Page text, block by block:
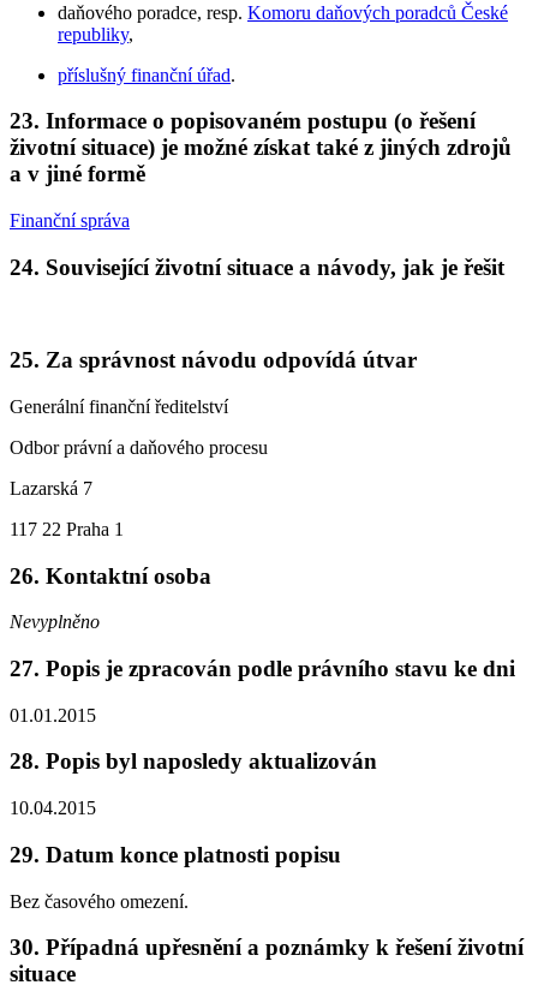
daňového poradce, resp. Komoru daňových poradců České
republiky,
příslušný finanční úřad.
23. Informace o popisovaném postupu (o řešení
životní situace) je možné získat také z jiných zdrojů
a v jiné formě
Finanční správa
24. Související životní situace a návody, jak je řešit
25. Za správnost návodu odpovídá útvar
Generální finanční ředitelství
Odbor právní a daňového procesu
Lazarská 7
117 22 Praha 1
26. Kontaktní osoba
Nevyplněno
27. Popis je zpracován podle právního stavu ke dni
01.01.2015
28. Popis byl naposledy aktualizován
10.04.2015
29. Datum konce platnosti popisu
Bez časového omezení.
30. Případná upřesnění a poznámky k řešení životní
situace